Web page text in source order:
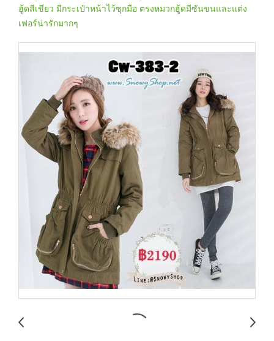
ฮู้ดสีเขียว มีกระเป๋าหน้าไว้ซุกมือ ตรงหมวกฮู้ดมีซันขนและแต่ง
เฟอร์น่ารักมากๆ